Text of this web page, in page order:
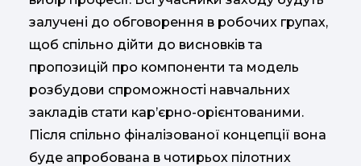
залучені до обговорення в робочих групах,
щоб спільно дійти до висновків та
пропозицій про компоненти та модель
розбудови спроможності навчальних
закладів стати кар’єрно-орієнтованими.
Після спільно фіналізованої концепції вона
буде апробована в чотирьох пілотних